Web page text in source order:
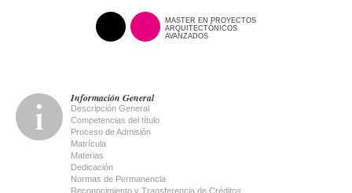
MASTER EN PROYECTOS
ARQUITECTÓNICOS
AVANZADOS
Información General
Descripción General
Competencias del título
Proceso de Admisión
Matrícula
Materias
Dedicación
Normas de Permanencia
Reconocimiento y Transferencia de Créditos